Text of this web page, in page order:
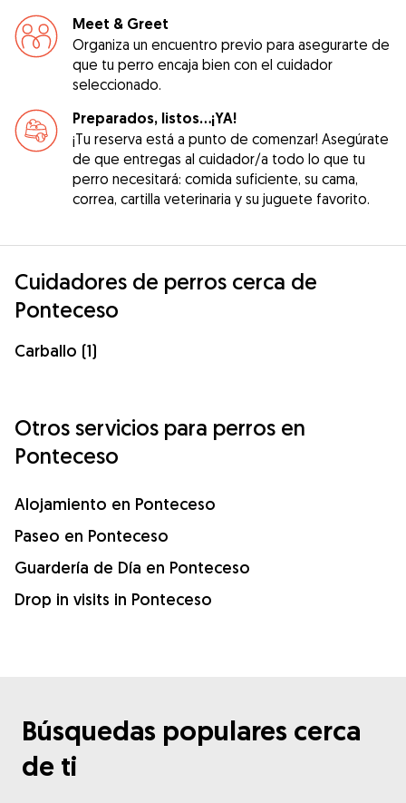
Meet & Greet
Organiza un encuentro previo para asegurarte de
que tu perro encaja bien con el cuidador
seleccionado.
Preparados, listos...¡YA!
¡Tu reserva está a punto de comenzar! Asegúrate
de que entregas al cuidador/a todo lo que tu
perro necesitará: comida suficiente, su cama,
correa, cartilla veterinaria y su juguete favorito.
Cuidadores de perros cerca de
Ponteceso
Carballo (1)
Otros servicios para perros en
Ponteceso
Alojamiento en Ponteceso
Paseo en Ponteceso
Guardería de Día en Ponteceso
Drop in visits in Ponteceso
Búsquedas populares cerca
de ti